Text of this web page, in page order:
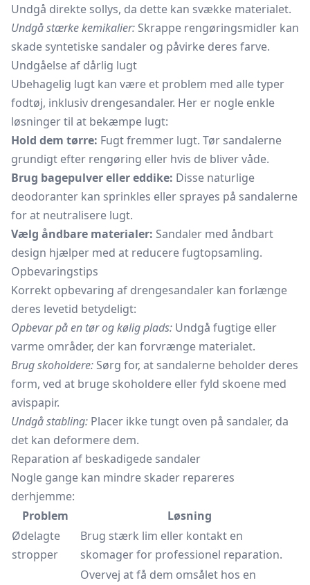
Undgå direkte sollys, da dette kan svække materialet.
Undgå stærke kemikalier: Skrappe rengøringsmidler kan
skade syntetiske sandaler og påvirke deres farve.
Undgåelse af dårlig lugt
Ubehagelig lugt kan være et problem med alle typer
fodtøj, inklusiv drengesandaler. Her er nogle enkle
løsninger til at bekæmpe lugt:
Hold dem tørre: Fugt fremmer lugt. Tør sandalerne
grundigt efter rengøring eller hvis de bliver våde.
Brug bagepulver eller eddike: Disse naturlige
deodoranter kan sprinkles eller sprayes på sandalerne
for at neutralisere lugt.
Vælg åndbare materialer: Sandaler med åndbart
design hjælper med at reducere fugtopsamling.
Opbevaringstips
Korrekt opbevaring af drengesandaler kan forlænge
deres levetid betydeligt:
Opbevar på en tør og kølig plads: Undgå fugtige eller
varme områder, der kan forvrænge materialet.
Brug skoholdere: Sørg for, at sandalerne beholder deres
form, ved at bruge skoholdere eller fyld skoene med
avispapir.
Undgå stabling: Placer ikke tungt oven på sandaler, da
det kan deformere dem.
Reparation af beskadigede sandaler
Nogle gange kan mindre skader repareres
derhjemme:
Problem
Løsning
Ødelagte
stropper
Brug stærk lim eller kontakt en
skomager for professionel reparation.
Overvej at få dem omsålet hos en